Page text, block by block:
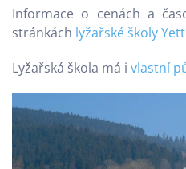
Informace o cenách a
stránkách lyžařské školy
Lyžařská škola má i vlastní